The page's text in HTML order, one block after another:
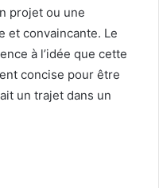
projet ou une
et convaincante. Le
à l’idée que cette
concise pour être
un trajet dans un